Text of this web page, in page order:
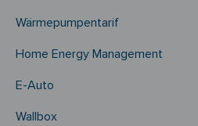
Wärmepumpentarif
Home Energy Management
E-Auto
Wallbox